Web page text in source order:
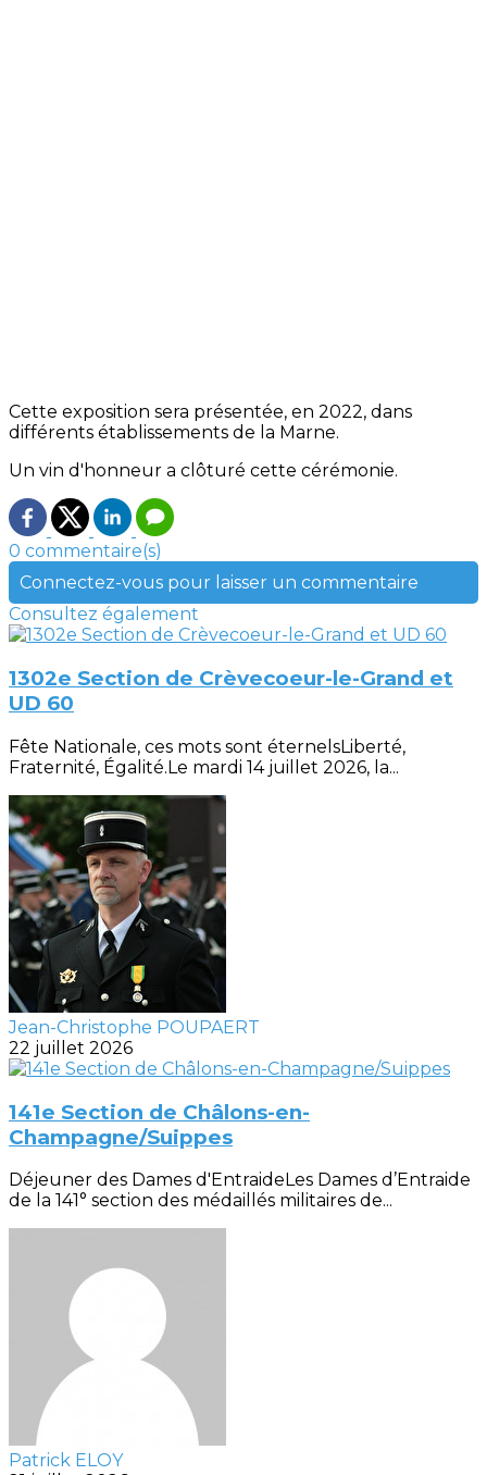
Cette exposition sera présentée, en 2022, dans
différents établissements de la Marne.
Un vin d'honneur a clôturé cette cérémonie.
0 commentaire(s)
Connectez-vous pour laisser un commentaire
Consultez également
1302e Section de Crèvecoeur-le-Grand et
UD 60
Fête Nationale, ces mots sont éternelsLiberté,
Fraternité, Égalité.Le mardi 14 juillet 2026, la...
Jean-Christophe POUPAERT
22 juillet 2026
141e Section de Châlons-en-
Champagne/Suippes
Déjeuner des Dames d'EntraideLes Dames d’Entraide
de la 141° section des médaillés militaires de...
Patrick ELOY